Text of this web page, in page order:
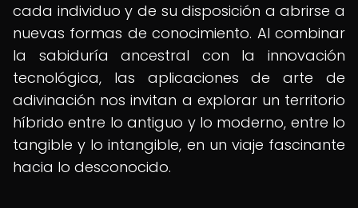
cada individuo y de su disposición a abrirse a
nuevas formas de conocimiento. Al combinar
la sabiduría ancestral con la innovación
tecnológica, las aplicaciones de arte de
adivinación nos invitan a explorar un territorio
híbrido entre lo antiguo y lo moderno, entre lo
tangible y lo intangible, en un viaje fascinante
hacia lo desconocido.